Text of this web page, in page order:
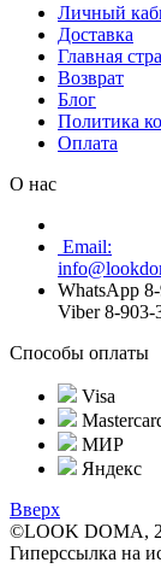
Личный
Доставка
Главная
Возврат
Блог
Политика
Оплата
О нас
Email:
WhatsApp
Viber 8-903-
Способы оплаты
Visa
МИР
Яндекс
Вверх
©LOOK DOMA,
Гиперссылка на